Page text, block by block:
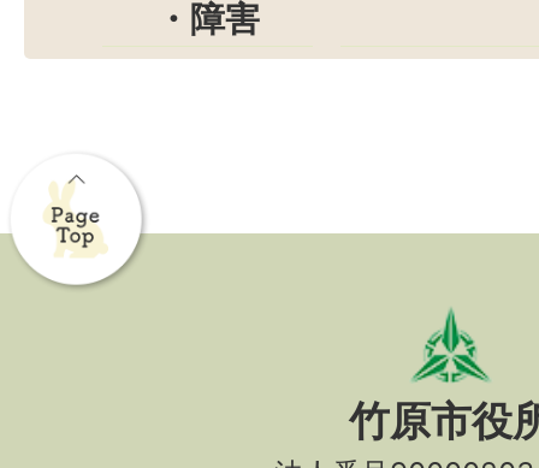
・障害
竹原市役